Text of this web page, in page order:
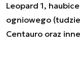
Leopard 1,
ogniowego
Centauro oraz